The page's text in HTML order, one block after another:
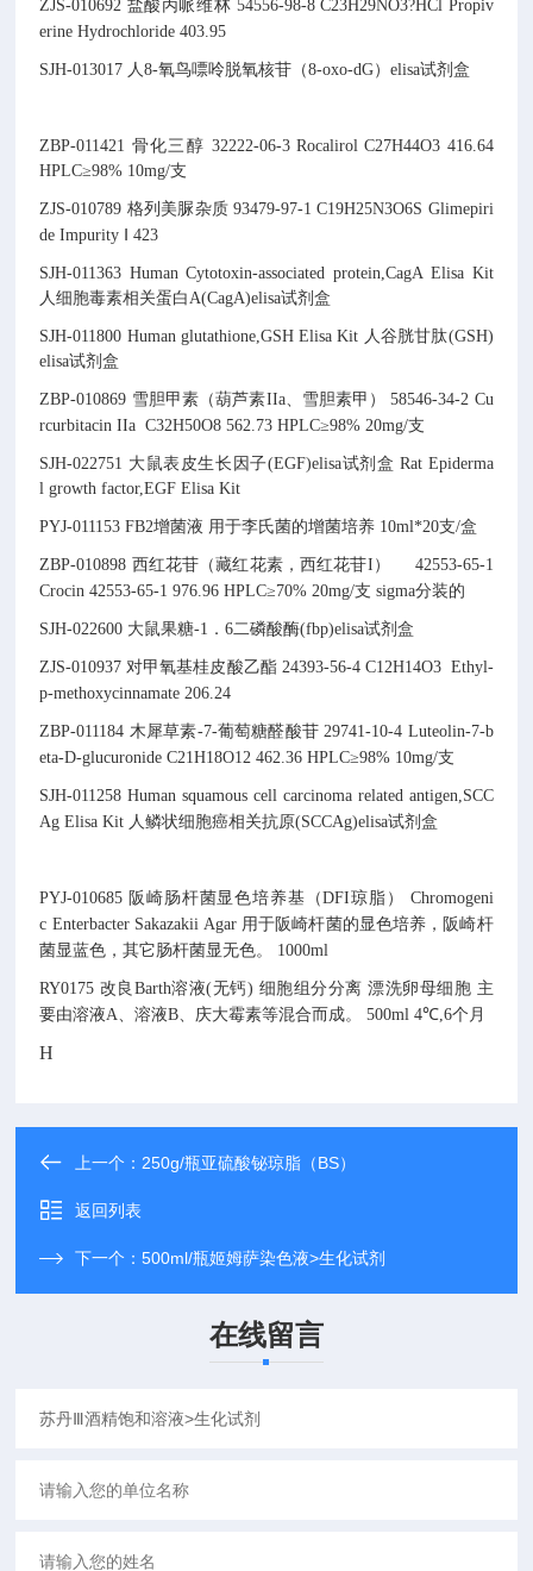
ZJS-010692 盐酸丙哌维林 54556-98-8 C23H29NO3?HCl Propiv
erine Hydrochloride 403.95
SJH-013017 人8-氧鸟嘌呤脱氧核苷（8-oxo-dG）elisa试剂盒
ZBP-011421 骨化三醇 32222-06-3 Rocalirol C27H44O3 416.64
HPLC≥98% 10mg/支
ZJS-010789 格列美脲杂质 93479-97-1 C19H25N3O6S Glimepiri
de Impurity Ⅰ
423
SJH-011363 Human Cytotoxin-associated protein,CagA Elisa Kit
人细胞毒素相关蛋白A(CagA)elisa试剂盒
SJH-011800 Human glutathione,GSH Elisa Kit 人谷胱甘肽(GSH)
elisa试剂盒
ZBP-010869 雪胆甲素（葫芦素IIa、雪胆素甲） 58546-34-2 Cu
rcurbitacin IIa C32H50O8 562.73 HPLC≥98% 20mg/支
SJH-022751 大鼠表皮生长因子(EGF)elisa试剂盒 Rat Epiderma
l growth factor,EGF Elisa Kit
PYJ-011153 FB2增菌液 用于李氏菌的增菌培养 10ml*20支/盒
ZBP-010898 西红花苷（藏红花素，西红花苷I）
42553-65-1
Crocin 42553-65-1 976.96 HPLC≥70% 20mg/支 sigma分装的
SJH-022600 大鼠果糖-1．6二磷酸酶(fbp)elisa试剂盒
ZJS-010937 对甲氧基桂皮酸乙酯 24393-56-4 C12H14O3 Ethyl-
p-methoxycinnamate 206.24
ZBP-011184 木犀草素-7-葡萄糖醛酸苷 29741-10-4 Luteolin-7-b
eta-D-glucuronide C21H18O12 462.36 HPLC≥98% 10mg/支
SJH-011258 Human squamous cell carcinoma related antigen,SCC
Ag Elisa Kit 人鳞状细胞癌相关抗原(SCCAg)elisa试剂盒
PYJ-010685 阪崎肠杆菌显色培养基（DFI琼脂）
Chromogeni
c Enterbacter Sakazakii Agar 用于阪崎杆菌的显色培养，阪崎杆
菌显蓝色，其它肠杆菌显无色。
1000ml
RY0175 改良Barth溶液(无钙) 细胞组分分离 漂洗卵母细胞 主
要由溶液A、溶液B、庆大霉素等混合而成。
500ml 4℃,6个月
H
上一个： 250g/瓶亚硫酸铋琼脂（BS）
返回列表
下一个：500ml/瓶姬姆萨染色液>生化试剂
在线留言